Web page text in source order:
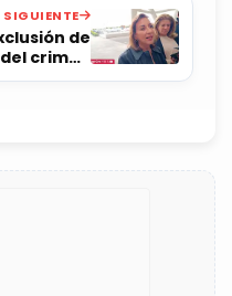
SIGUIENTE
de
crimen
nulidad